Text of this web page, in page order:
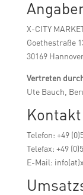
X-CITY
Goethestraße
30169
Vertreten
Ute Bauch,
Kontakt
Telefon: +49
Telefax: +49
E-Mail: